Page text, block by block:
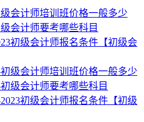
会计师培训班价格一般多少
会计师要考哪些科目
初级会计师报名条件【初级会
级会计师培训班价格一般多少
级会计师要考哪些科目
初级会计师报名条件【初级